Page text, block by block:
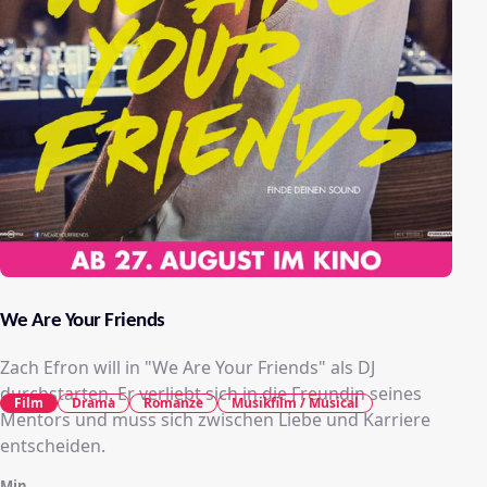
We Are Your Friends
Zach Efron will in "We Are Your Friends" als DJ
durchstarten. Er verliebt sich in die Freundin seines
Mentors und muss sich zwischen Liebe und Karriere
entscheiden.
Film Drama Romanze Musikfilm / Musical